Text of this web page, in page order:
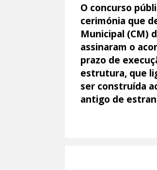
O concurso
cerimónia que
Municipal (CM)
assinaram o
prazo de
estrutura, que
ser construída
antigo de